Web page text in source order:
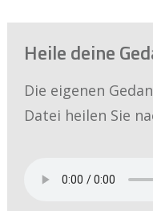
Heile deine
Die eigenen
Datei heilen Sie